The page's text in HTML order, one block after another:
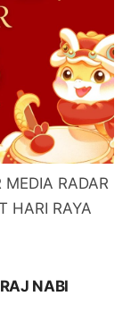
RADAR
HARI RAYA
NABI